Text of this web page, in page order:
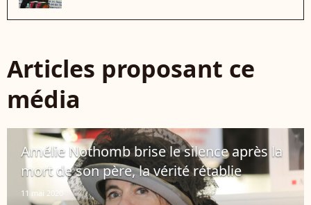
Articles proposant ce
média
Amélie Nothomb brise le silence après la
mort de son père, la vérité rétablie
11 mai 2020